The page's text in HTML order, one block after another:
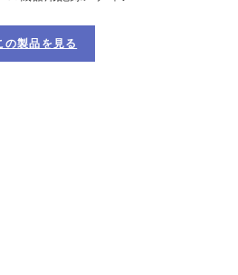
の製品を見る